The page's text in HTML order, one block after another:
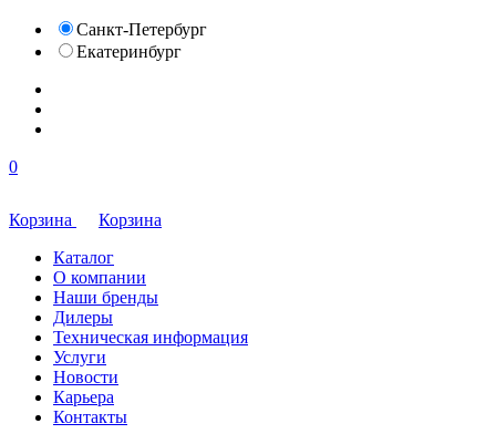
Санкт-Петербург
Екатеринбург
0
Корзина
Корзина
Каталог
О компании
Наши бренды
Дилеры
Техническая информация
Услуги
Новости
Карьера
Контакты